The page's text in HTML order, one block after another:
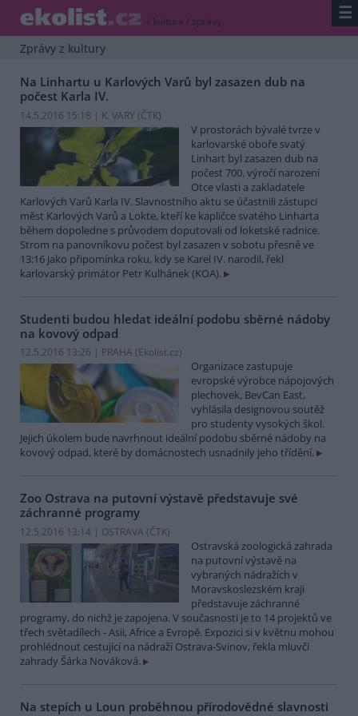
/ kultura / zprávy ☰
Zprávy z kultury
Na Linhartu u Karlových Varů byl zasazen dub na
počest Karla IV.
14.5.2016 15:18 | K. VARY (ČTK)
V prostorách bývalé tvrze v
karlovarské oboře svatý
Linhart byl zasazen dub na
počest 700. výročí narození
Otce vlasti a zakladatele
Karlových Varů Karla IV. Slavnostního aktu se účastnili zástupci
měst Karlových Varů a Lokte, kteří ke kapličce svatého Linharta
během dopoledne s průvodem doputovali od loketské radnice.
Strom na panovníkovu počest byl zasazen v sobotu přesně ve
13:16 jako připomínka roku, kdy se Karel IV. narodil, řekl
karlovarský primátor Petr Kulhánek (KOA).
Studenti budou hledat ideální podobu sběrné nádoby
na kovový odpad
12.5.2016 13:26 | PRAHA (Ekolist.cz)
Organizace zastupuje
evropské výrobce nápojových
plechovek, BevCan East,
vyhlásila designovou soutěž
pro studenty vysokých škol.
Jejich úkolem bude navrhnout ideální podobu sběrné nádoby na
kovový odpad, které by domácnostech usnadnily jeho třídění.
Zoo Ostrava na putovní výstavě představuje své
záchranné programy
12.5.2016 13:14 | OSTRAVA (ČTK)
Ostravská zoologická zahrada
na putovní výstavě na
vybraných nádražích v
Moravskoslezském kraji
představuje záchranné
programy, do nichž je zapojena. V současnosti je to 14 projektů ve
třech světadílech - Asii, Africe a Evropě. Expozici si v květnu mohou
prohlédnout cestující na nádraží Ostrava-Svinov, řekla mluvčí
zahrady Šárka Nováková.
Na stepích u Loun proběhnou přírodovědné slavnosti